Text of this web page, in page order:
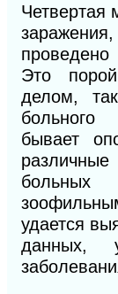
Четвертая
Это
делом,
больного
бывает
больных
удается
данных,